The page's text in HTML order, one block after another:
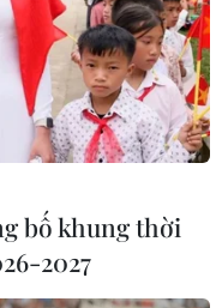
Tuấn Hải
bố khung thời
2027